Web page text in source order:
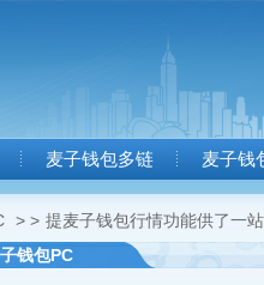
麦子钱包多链 麦子钱
> > 提麦子钱包行情功能供了一
钱包PC